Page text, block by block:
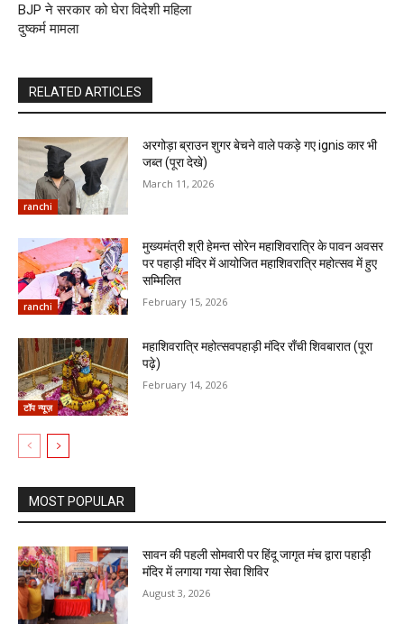
BJP ने सरकार को घेरा विदेशी महिला
दुष्कर्म मामला
RELATED ARTICLES
ranchi
अरगोड़ा ब्राउन शुगर बेचने वाले पकड़े गए ignis कार भी
जब्त (पूरा देखे)
March 11, 2026
ranchi
मुख्यमंत्री श्री हेमन्त सोरेन महाशिवरात्रि के पावन अवसर
पर पहाड़ी मंदिर में आयोजित महाशिवरात्रि महोत्सव में हुए
सम्मिलित
February 15, 2026
टॉप न्यूज़
महाशिवरात्रि महोत्सवपहाड़ी मंदिर राँची शिवबारात (पूरा
पढ़े)
February 14, 2026
MOST POPULAR
सावन की पहली सोमवारी पर हिंदू जागृत मंच द्वारा पहाड़ी
मंदिर में लगाया गया सेवा शिविर
August 3, 2026